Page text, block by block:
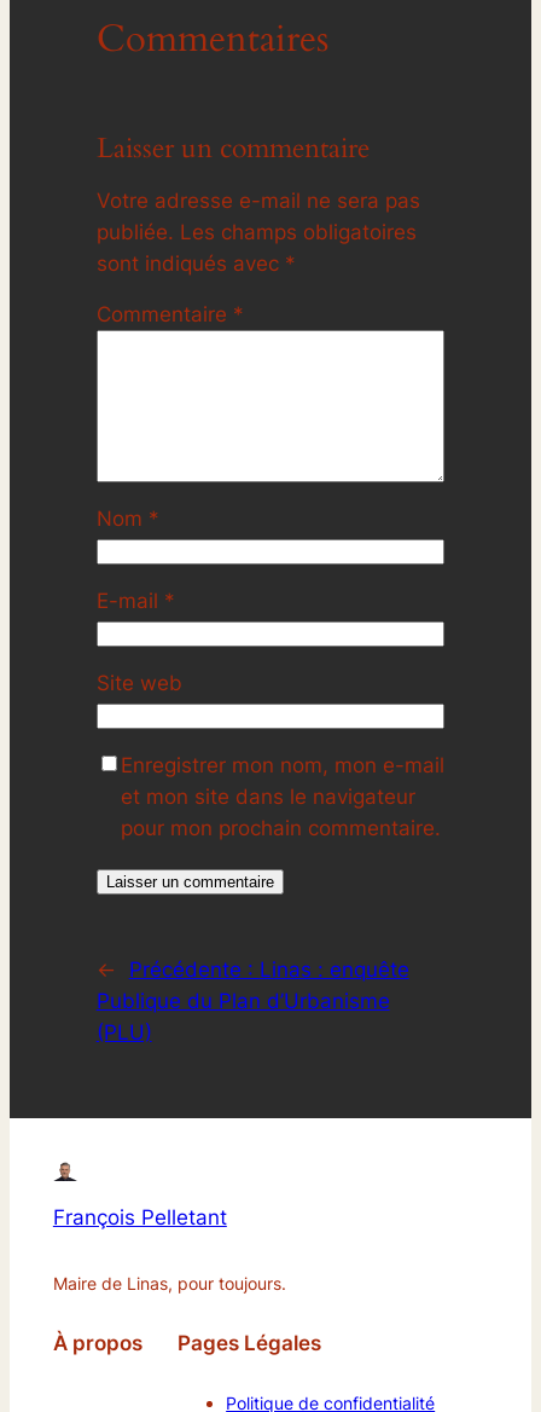
Commentaires
Laisser un commentaire
Votre adresse e-mail ne sera pas
publiée. Les champs obligatoires
sont indiqués avec *
Commentaire *
Nom *
E-mail *
Site web
Enregistrer mon nom, mon e-mail
et mon site dans le navigateur
pour mon prochain commentaire.
← Précédente : Linas : enquête
Publique du Plan d’Urbanisme
(PLU)
François Pelletant
Maire de Linas, pour toujours.
À propos Pages Légales
Politique de confidentialité